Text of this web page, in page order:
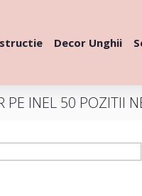
Decor Unghii
PE INEL 50 POZITII